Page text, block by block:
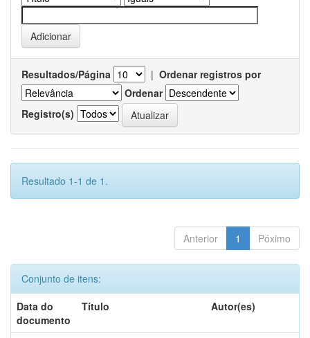
Resultados/Página | Ordenar registros por
Ordenar
Registro(s)
Resultado 1-1 de 1.
Anterior 1 Póximo
Conjunto de itens:
Data do
documento
Título Autor(es)